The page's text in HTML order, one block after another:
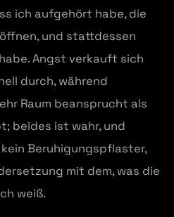
ich aufgehört habe, die
und stattdessen
Angst verkauft sich
durch, während
Raum beansprucht als
beides ist wahr, und
Beruhigungspflaster,
mit dem, was die
weiß.